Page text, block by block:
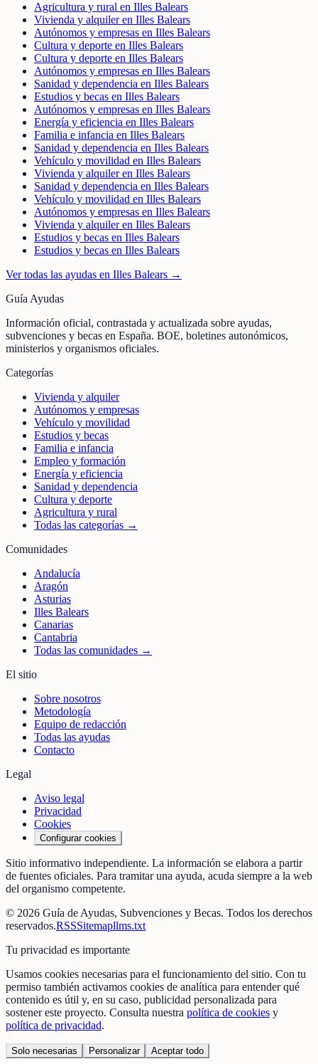
Agricultura y rural en Illes Balears
Vivienda y alquiler en Illes Balears
Autónomos y empresas en Illes Balears
Cultura y deporte en Illes Balears
Cultura y deporte en Illes Balears
Autónomos y empresas en Illes Balears
Sanidad y dependencia en Illes Balears
Estudios y becas en Illes Balears
Autónomos y empresas en Illes Balears
Energía y eficiencia en Illes Balears
Familia e infancia en Illes Balears
Sanidad y dependencia en Illes Balears
Vehículo y movilidad en Illes Balears
Vivienda y alquiler en Illes Balears
Sanidad y dependencia en Illes Balears
Vehículo y movilidad en Illes Balears
Autónomos y empresas en Illes Balears
Vivienda y alquiler en Illes Balears
Estudios y becas en Illes Balears
Estudios y becas en Illes Balears
Ver todas las ayudas en Illes Balears →
Guía Ayudas
Información oficial, contrastada y actualizada sobre ayudas,
subvenciones y becas en España. BOE, boletines autonómicos,
ministerios y organismos oficiales.
Categorías
Vivienda y alquiler
Autónomos y empresas
Vehículo y movilidad
Estudios y becas
Familia e infancia
Empleo y formación
Energía y eficiencia
Sanidad y dependencia
Cultura y deporte
Agricultura y rural
Todas las categorías →
Comunidades
Andalucía
Aragón
Asturias
Illes Balears
Canarias
Cantabria
Todas las comunidades →
El sitio
Sobre nosotros
Metodología
Equipo de redacción
Todas las ayudas
Contacto
Legal
Aviso legal
Privacidad
Cookies
Configurar cookies
Sitio informativo independiente. La información se elabora a partir
de fuentes oficiales. Para tramitar una ayuda, acuda siempre a la web
del organismo competente.
© 2026 Guía de Ayudas, Subvenciones y Becas. Todos los derechos
reservados.RSSSitemapllms.txt
Tu privacidad es importante
Usamos cookies necesarias para el funcionamiento del sitio. Con tu
permiso también activamos cookies de analítica para entender qué
contenido es útil y, en su caso, publicidad personalizada para
sostener este proyecto. Consulta nuestra política de cookies y
política de privacidad.
Solo necesarias Personalizar Aceptar todo